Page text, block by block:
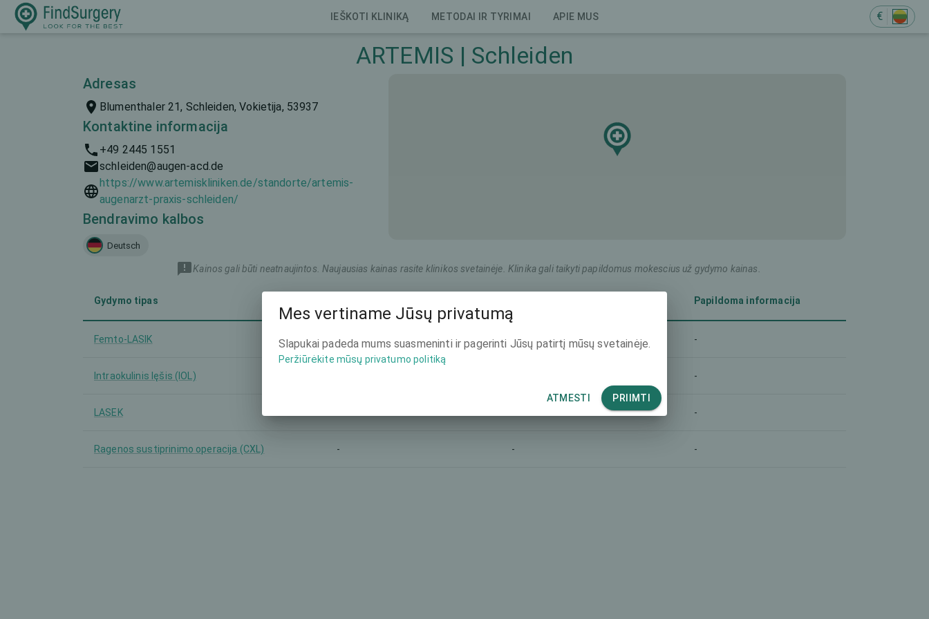
IEŠKOTI KLINIKĄ METODAI IR TYRIMAI APIE MUS €
ARTEMIS | Schleiden
Adresas
Blumenthaler 21, Schleiden, Vokietija, 53937
Kontaktine informacija
+49 2445 1551
schleiden@augen-acd.de
https://www.artemiskliniken.de/standorte/artemis-
augenarzt-praxis-schleiden/
Bendravimo kalbos
Deutsch
Kainos gali būti neatnaujintos. Naujausias kainas rasite klinikos svetainėje. Klinika gali taikyti papildomus mokescius už gydymo kainas.
Gydymo tipas Papildoma informacija
Femto-LASIK - 3990 € -
Intraokulinis lęšis (IOL) -
LASEK -
Ragenos sustiprinimo operacija (CXL) - - -
Mes vertiname Jūsų privatumą
Slapukai padeda mums suasmeninti ir pagerinti Jūsų patirtį mūsų svetainėje.
Peržiūrėkite mūsų privatumo politiką
ATMESTI PRIIMTI